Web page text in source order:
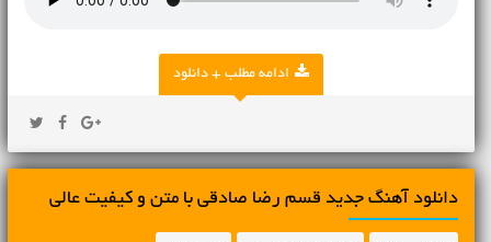
ادامه مطلب + دانلود
دانلود آهنگ جديد قسم رضا صادقی با متن و کیفیت عالی